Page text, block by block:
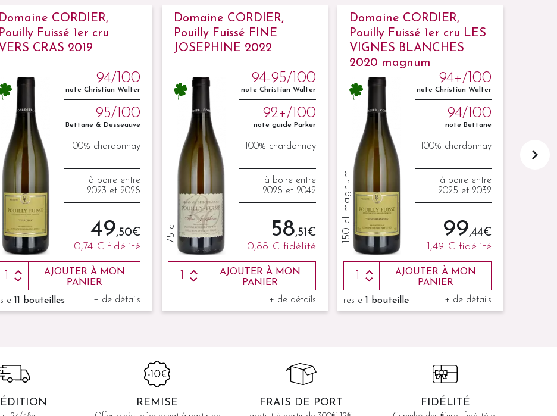
Domaine CORDIER,
Pouilly Fuissé 1er cru
VERS CRAS 2019
94/100
note Christian Walter
95/100
Bettane & Desseauve
100% chardonnay
à boire entre
2023 et 2028
49,50 €
0,74 € fidélité
AJOUTER À MON
PANIER
11 bouteilles + de détails
Domaine CORDIER,
Pouilly Fuissé FINE
JOSEPHINE 2022
75 cl
94-95/100
note Christian Walter
92+/100
note guide Parker
100% chardonnay
à boire entre
2028 et 2042
58,51 €
0,88 € fidélité
AJOUTER À MON
PANIER
+ de détails
Domaine CORDIER,
Pouilly Fuissé 1er cru LES
VIGNES BLANCHES
2020 magnum
150 cl magnum
94+/100
note Christian Walter
94/100
note Bettane
100% chardonnay
à boire entre
2025 et 2032
99,44 €
1,49 € fidélité
AJOUTER À MON
PANIER
reste 1 bouteille + de détails
REMISE FRAIS DE PORT FIDÉLITÉ